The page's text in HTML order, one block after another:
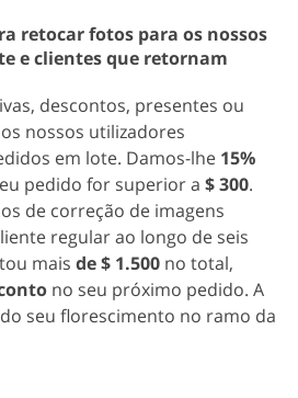
retocar fotos para os nossos
e clientes que retornam
descontos, presentes ou
nossos utilizadores
em lote. Damos-lhe 15%
pedido for superior a $ 300.
de correção de imagens
regular ao longo de seis
mais de $ 1.500 no total,
no seu próximo pedido. A
seu florescimento no ramo da